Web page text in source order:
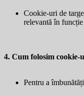
Cookie-uri de
relevantă în
4. Cum folosim cookie-
Pentru a